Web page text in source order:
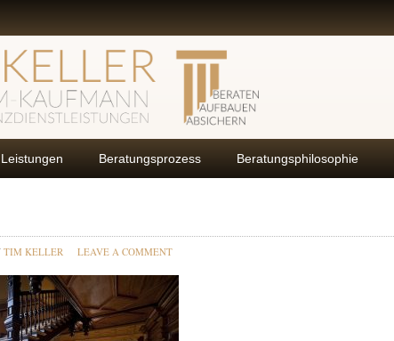
Leistungen Beratungsprozess Beratungsphilosophie
TIM KELLER LEAVE A COMMENT